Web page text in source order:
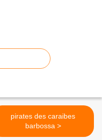
pirates des caraibes
barbossa >